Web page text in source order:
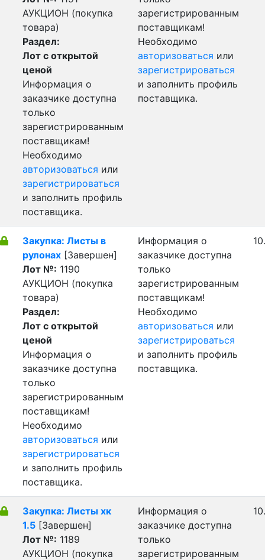
АУКЦИОН (покупка
товара)
Раздел:
Лот с открытой
ценой
Информация о
заказчике доступна
только
зарегистрированным
поставщикам!
Необходимо
авторизоваться или
зарегистрироваться
и заполнить профиль
поставщика.
зарегистрированным
поставщикам!
Необходимо
авторизоваться или
зарегистрироваться
и заполнить профиль
поставщика.
Закупка: Листы в
рулонах [Завершен]
Лот №: 1190
АУКЦИОН (покупка
товара)
Раздел:
Лот с открытой
ценой
Информация о
заказчике доступна
только
зарегистрированным
поставщикам!
Необходимо
авторизоваться или
зарегистрироваться
и заполнить профиль
поставщика.
Информация о
заказчике доступна
только
зарегистрированным
поставщикам!
Необходимо
авторизоваться или
зарегистрироваться
и заполнить профиль
поставщика.
Закупка: Листы хк
1.5 [Завершен]
Лот №: 1189
АУКЦИОН (покупка
Информация о
заказчике доступна
только
зарегистрированным